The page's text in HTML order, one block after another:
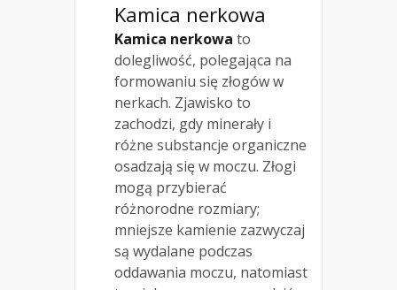
Kamica nerkowa
Kamica nerkowa to
dolegliwość, polegająca na
formowaniu się złogów w
nerkach. Zjawisko to
zachodzi, gdy minerały i
różne substancje organiczne
osadzają się w moczu. Złogi
mogą przybierać
różnorodne rozmiary;
mniejsze kamienie zazwyczaj
są wydalane podczas
oddawania moczu, natomiast